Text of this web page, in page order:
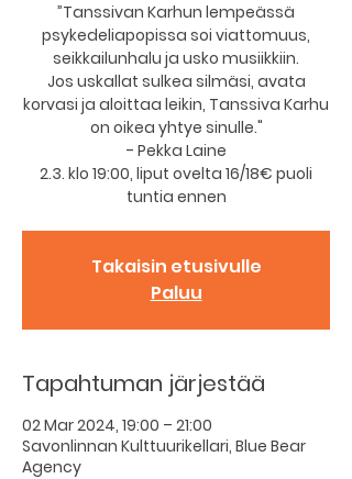
”Tanssivan Karhun lempeässä
psykedeliapopissa soi viattomuus,
seikkailunhalu ja usko musiikkiin.
Jos uskallat sulkea silmäsi, avata
korvasi ja aloittaa leikin, Tanssiva Karhu
on oikea yhtye sinulle."
- Pekka Laine
2.3. klo 19:00, liput ovelta 16/18€ puoli
tuntia ennen
Takaisin etusivulle
Paluu
Tapahtuman järjestää
02 Mar 2024, 19:00 – 21:00
Savonlinnan Kulttuurikellari, Blue Bear
Agency